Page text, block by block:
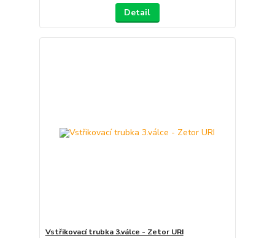
Detail
Vstřikovací trubka 3.válce - Zetor URI